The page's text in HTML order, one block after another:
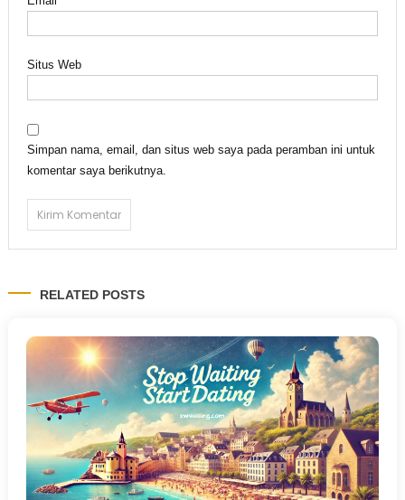
Situs Web
Simpan nama, email, dan situs web saya pada peramban ini untuk
komentar saya berikutnya.
RELATED POSTS